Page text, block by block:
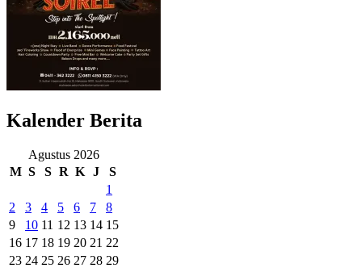
Kalender Berita
Agustus 2026
M S S R K J
S
1
2
3 4 5 6 7
8
9
10 11 12 13 14 15
16 17 18 19 20 21 22
23 24 25 26 27 28 29